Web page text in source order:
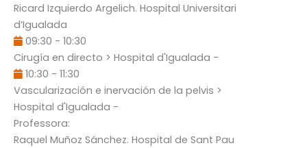
Ricard Izquierdo Argelich. Hospital Universitari
d’Igualada
09:30 - 10:30
Cirugía en directo > Hospital d'Igualada -
10:30 - 11:30
Vascularización e inervación de la pelvis >
Hospital d'Igualada -
Professora:
Raquel Muñoz Sánchez. Hospital de Sant Pau